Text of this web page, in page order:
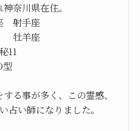
奈川県在住。
射手座
牡羊座
11
型
る事が多く、この霊感、
占い師になりました。